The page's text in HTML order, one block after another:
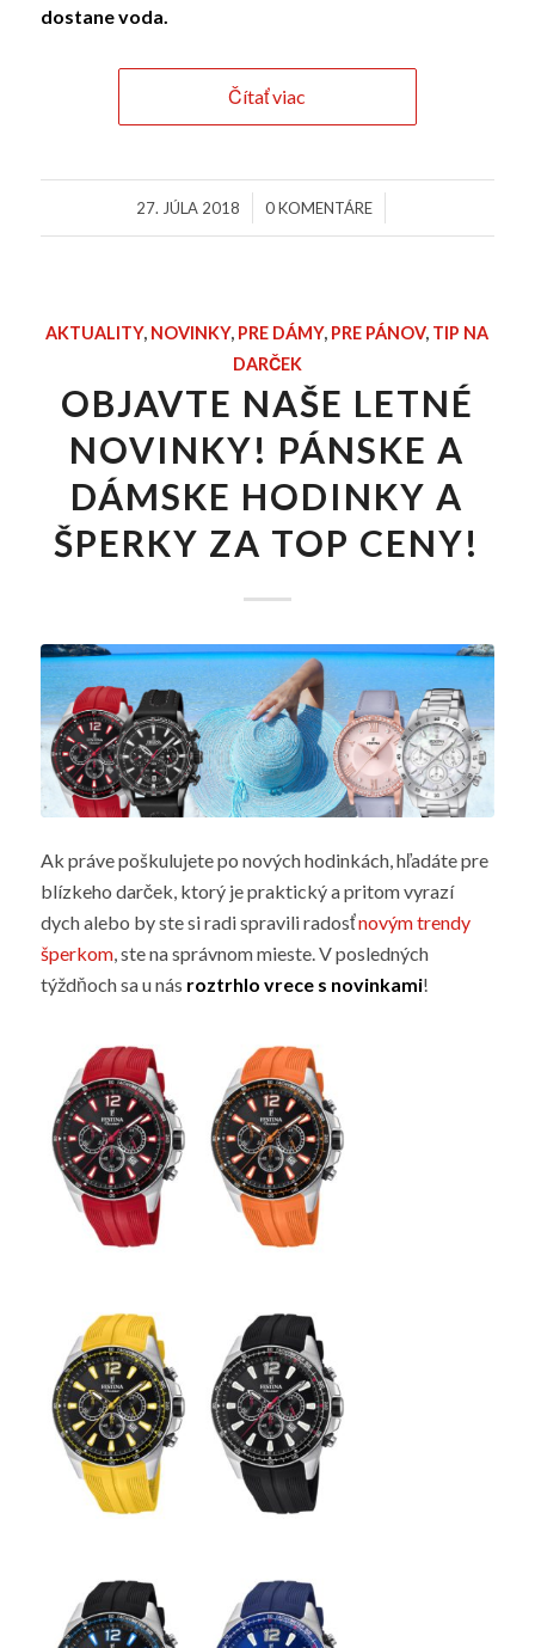
dostane voda.
Čítať viac
27. JÚLA 2018
/ 0 KOMENTÁRE
/
AKTUALITY, NOVINKY, PRE DÁMY, PRE PÁNOV, TIP NA
DARČEK
OBJAVTE NAŠE LETNÉ
NOVINKY! PÁNSKE A
DÁMSKE HODINKY A
ŠPERKY ZA TOP CENY!
Ak práve poškulujete po nových hodinkách, hľadáte pre
blízkeho darček, ktorý je praktický a pritom vyrazí
dych alebo by ste si radi spravili radosťnovým trendy
šperkom, ste na správnom mieste. V posledných
týždňoch sa u nás roztrhlo vrece s novinkami!